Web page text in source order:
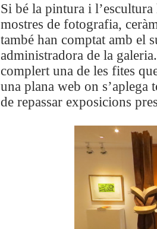
Si bé la pintura i
mostres de fotografia,
també han comptat amb el
administradora de la
complert una de les fites
una plana web on
de repassar exposicions